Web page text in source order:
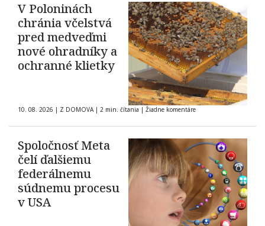
V Poloninách
chránia včelstvá
pred medveďmi
nové ohradníky a
ochranné klietky
10. 08. 2026 | Z DOMOVA | 2 min. čítania | Žiadne komentáre
Spoločnosť Meta
čelí ďalšiemu
federálnemu
súdnemu procesu
v USA